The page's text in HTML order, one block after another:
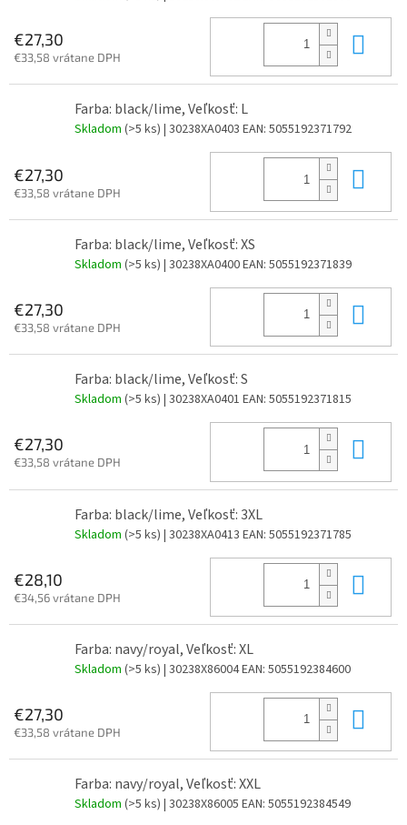
€27,30
€33,58 vrátane DPH
Farba: black/lime, Veľkosť: L
Skladom (>5 ks) | 30238XA0403 EAN: 5055192371792
€27,30
€33,58 vrátane DPH
Farba: black/lime, Veľkosť: XS
Skladom (>5 ks) | 30238XA0400EAN: 5055192371839
€27,30
€33,58 vrátane DPH
Farba: black/lime, Veľkosť: S
Skladom (>5 ks) | 30238XA0401 EAN: 5055192371815
€27,30
€33,58 vrátane DPH
Farba: black/lime, Veľkosť: 3XL
Skladom (>5 ks) | 30238XA0413 EAN: 5055192371785
€28,10
€34,56 vrátane DPH
Farba: navy/royal, Veľkosť: XL
Skladom (>5 ks) | 30238X86004EAN: 5055192384600
€27,30
€33,58 vrátane DPH
Farba: navy/royal, Veľkosť: XXL
Skladom (>5 ks) | 30238X86005 EAN: 5055192384549